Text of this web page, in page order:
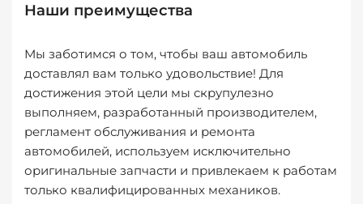
Наши преимущества
Мы заботимся о том, чтобы ваш автомобиль
доставлял вам только удовольствие! Для
достижения этой цели мы скрупулезно
выполняем, разработанный производителем,
регламент обслуживания и ремонта
автомобилей, используем исключительно
оригинальные запчасти и привлекаем к работам
только квалифицированных механиков.